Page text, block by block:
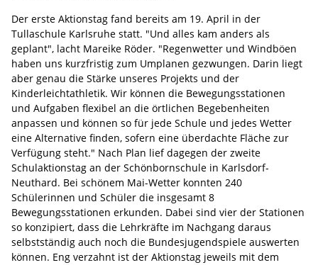
Der erste Aktionstag fand bereits am 19. April in der
Tullaschule Karlsruhe statt. "Und alles kam anders als
geplant", lacht Mareike Röder. "Regenwetter und Windböen
haben uns kurzfristig zum Umplanen gezwungen. Darin liegt
aber genau die Stärke unseres Projekts und der
Kinderleichtathletik. Wir können die Bewegungsstationen
und Aufgaben flexibel an die örtlichen Begebenheiten
anpassen und können so für jede Schule und jedes Wetter
eine Alternative finden, sofern eine überdachte Fläche zur
Verfügung steht." Nach Plan lief dagegen der zweite
Schulaktionstag an der Schönbornschule in Karlsdorf-
Neuthard. Bei schönem Mai-Wetter konnten 240
Schülerinnen und Schüler die insgesamt 8
Bewegungsstationen erkunden. Dabei sind vier der Stationen
so konzipiert, dass die Lehrkräfte im Nachgang daraus
selbstständig auch noch die Bundesjugendspiele auswerten
können. Eng verzahnt ist der Aktionstag jeweils mit dem